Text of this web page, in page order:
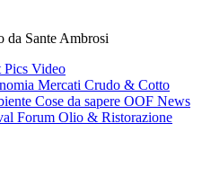
da Sante Ambrosi
Pics Video
Mercati Crudo & Cotto
Cose da sapere OOF News
Forum Olio & Ristorazione